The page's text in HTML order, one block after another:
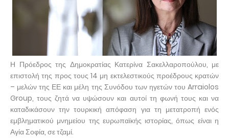
Η Πρόεδρος της Δημοκρατίας Κατερίνα Σακελλαροπούλου, με
επιστολή της προς τους 14 μη εκτελεστικούς προέδρους κρατών
– μελών της ΕΕ και μέλη της Συνόδου των ηγετών του Arraiolos
Group, τους ζητά να υψώσουν και αυτοί τη φωνή τους και να
καταδικάσουν την τουρκική απόφαση για τη μετατροπή ενός
εμβληματικού μνημείου της ευρωπαϊκής ιστορίας, όπως είναι η
Αγία Σοφία, σε τζαμί.